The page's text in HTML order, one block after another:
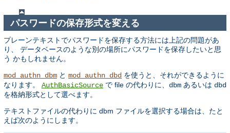
パスワードの保存形式を変える
プレーンテキストでパスワードを保存する方法には上記の問題があ
り、 データベースのような別の場所にパスワードを保存したいと思
う かもしれません。
mod_authn_dbm と mod_authn_dbd を使うと、それができるように
なります。 AuthBasicSource で file の代わりに、 dbm あるいは dbd
を格納形式として選べます。
テキストファイルの代わりに dbm ファイルを選択する場合は、たと
えば次のようにします。